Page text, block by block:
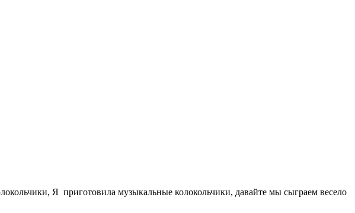
Я приготовила музыкальные колокольчики, давайте мы сыграем весело